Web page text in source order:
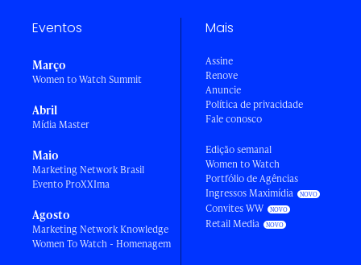
Eventos
Março
Women to Watch Summit
Abril
Mídia Master
Maio
Marketing Network Brasil
Evento ProXXIma
Agosto
Marketing Network Knowledge
Women To Watch - Homenagem
Mais
Assine
Renove
Anuncie
Política de privacidade
Fale conosco
Edição semanal
Women to Watch
Portfólio de Agências
Ingressos Maximídia
Convites WW
Retail Media